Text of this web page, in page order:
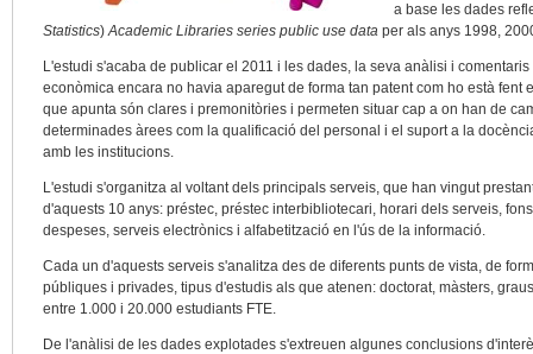
a base les dades
Statistics)Academic Libraries series public use data per als anys 1998,
L'estudi s'acaba de publicar el 2011 i les dades, la seva anàlisi i
econòmica encara no havia aparegut de forma tan patent com ho està fent
que apunta són clares i premonitòries i permeten situar cap a on han de
determinades àrees com la qualificació del personal i el suport a la
amb les institucions.
L'estudi s'organitza al voltant dels principals serveis, que han vingut
d'aquests 10 anys: préstec, préstec interbibliotecari, horari dels serveis,
despeses, serveis electrònics i alfabetització en l'ús de la informació.
Cada un d'aquests serveis s'analitza des de diferents punts de vista, de
públiques i privades, tipus d'estudis als que atenen: doctorat, màsters,
entre 1.000 i 20.000 estudiants FTE.
De l'anàlisi de les dades explotades s'extreuen algunes conclusions